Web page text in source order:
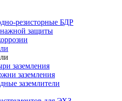
резисторные БДР
защиты
заземления
заземления
заземлители